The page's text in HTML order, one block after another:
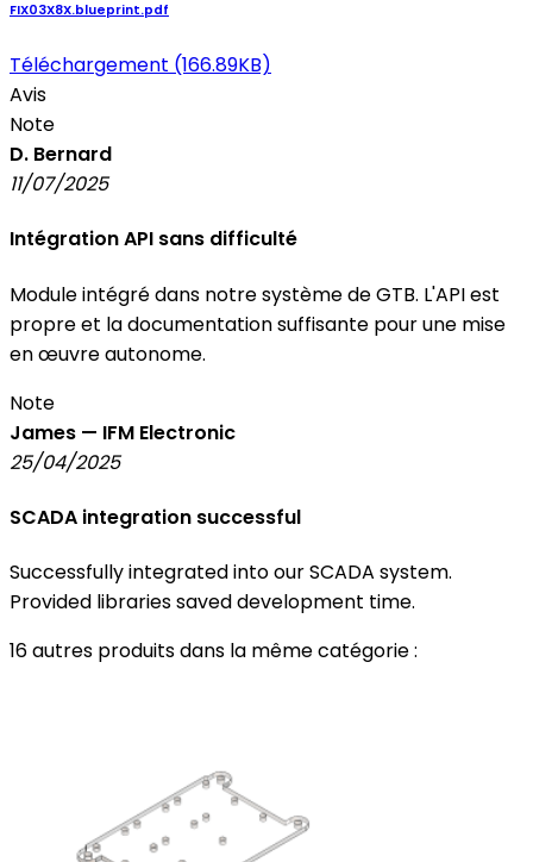
FIX03X8X.blueprint.pdf
Téléchargement (166.89KB)
Avis
Note
D. Bernard
11/07/2025
Intégration API sans difficulté
Module intégré dans notre système de GTB. L'API est
propre et la documentation suffisante pour une mise
en œuvre autonome.
Note
James — IFM Electronic
25/04/2025
SCADA integration successful
Successfully integrated into our SCADA system.
Provided libraries saved development time.
16 autres produits dans la même catégorie :